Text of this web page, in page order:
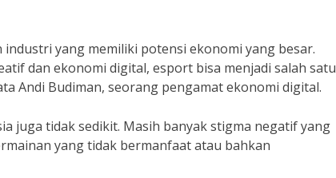
yang memiliki potensi ekonomi yang besar.
dan ekonomi digital, esport bisa menjadi salah satu
Andi Budiman, seorang pengamat ekonomi digital.
juga tidak sedikit. Masih banyak stigma negatif yang
yang tidak bermanfaat atau bahkan